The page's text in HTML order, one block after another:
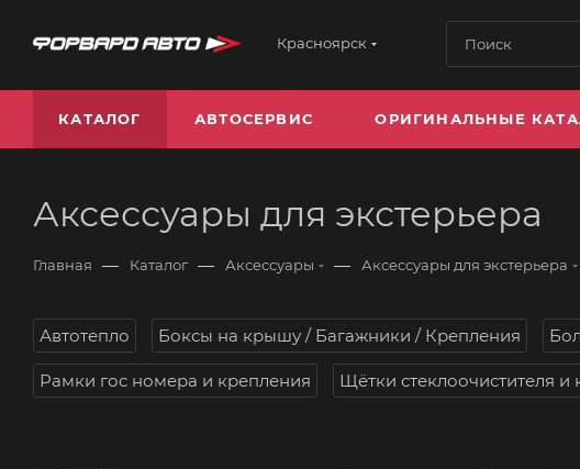
Красноярск
КАТАЛОГ АВТОСЕРВИС ОРИГИНАЛЬНЫЕ
Аксессуары для экстерьера
Главная — Каталог — Аксессуары — Аксессуары для экстерьера
Автотепло Боксы на крышу / Багажники / Крепления
Рамки гос номера и крепления Щётки стеклоочистителя